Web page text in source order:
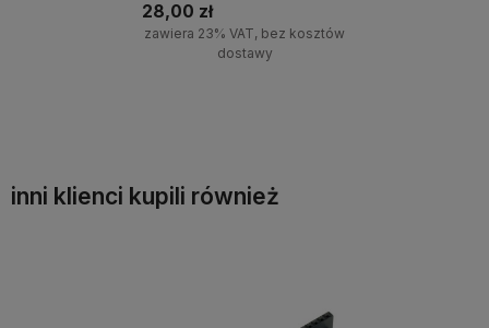
28,00 zł
zawiera 23% VAT, bez kosztów
dostawy
inni klienci kupili również